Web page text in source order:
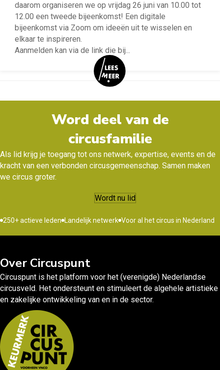
daarom organiseren we op vrijdag 26 juni van 10.00 tot
12.00 een tweede bijeenkomst! Een digitale
bijeenkomst via Zoom om ideeën uit te wisselen en
elkaar te inspireren.
Aanmelden kan via de link die bij...
Word deel van de
circusfamilie
Als lid krijg je toegang tot ons netwerk, expertise, events en de
kracht van een verbonden circusgemeenschap. Samen maken
we circus groter.
Wordt nu lid
250+ actieve leden Landelijk netwerk Voor al het circus in Nederland
Over Circuspunt
Circuspunt is het platform voor het (verenigde) Nederlandse
circusveld. Het ondersteunt en stimuleert de algehele artistieke
en zakelijke ontwikkeling van en in de sector.